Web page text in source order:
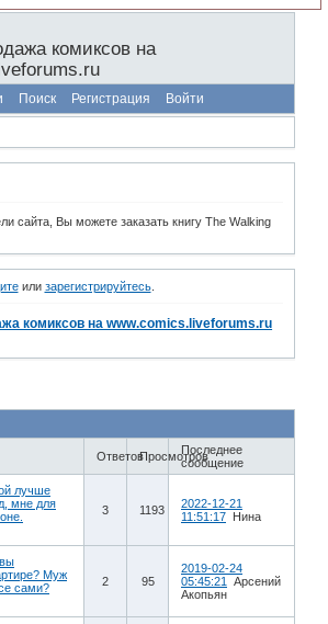
комиксов на
Поиск Регистрация Войти
сайта, Вы можете заказать книгу The Walking
или зарегистрируйтесь.
комиксов на www.comics.liveforums.ru
ОтветовПросмотровПоследнее
сообщение
лучше
мне для
3 1193
2022-12-21
11:51:17 Нина
Муж
сами?
2 95
2019-02-24
05:45:21
Арсений
Акопьян